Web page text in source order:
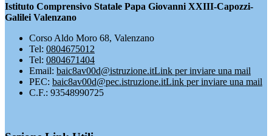
Istituto Comprensivo Statale Papa Giovanni XXIII-Capozzi-
Galilei Valenzano
Corso Aldo Moro 68, Valenzano
Tel: 0804675012
Tel: 0804671404
Email: baic8av00d@istruzione.itLink per inviare una mail
PEC: baic8av00d@pec.istruzione.itLink per inviare una mail
C.F.: 93548990725